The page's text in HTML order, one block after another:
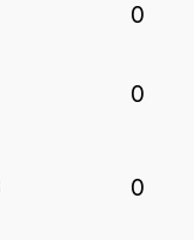
0
0
0